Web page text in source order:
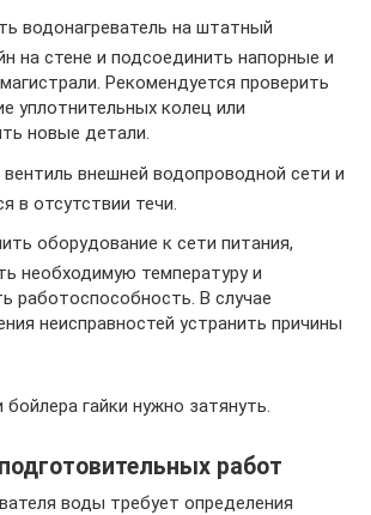
водонагреватель на штатный
на стене и подсоединить напорные и
Рекомендуется проверить
уплотнительных колец или
новые детали.
внешней водопроводной сети и
в отсутствии течи.
оборудование к сети питания,
необходимую температуру и
работоспособность. В случае
неисправностей устранить причины
гайки нужно затянуть.
работ
воды требует определения